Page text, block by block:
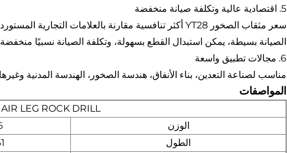
5. اقتصادية عالية وتكلفة صيانة منخفضة
سعر مثقاب الصخور YT28 أكثر تنافسية مقارنة بالعلامات التجارية المستوردة، مع أداء تكلفة عالي.
الصيانة بسيطة، يمكن استبدال القطع بسهولة، وتكلفة الصيانة نسبيًا
6. مجالات تطبيق واسعة
مناسب لصناعة التعدين، بناء الأنفاق، هندسة الصخور، الهندسة المدنية
المواصفات
LEG ROCK DRILL
الوزن
الطول